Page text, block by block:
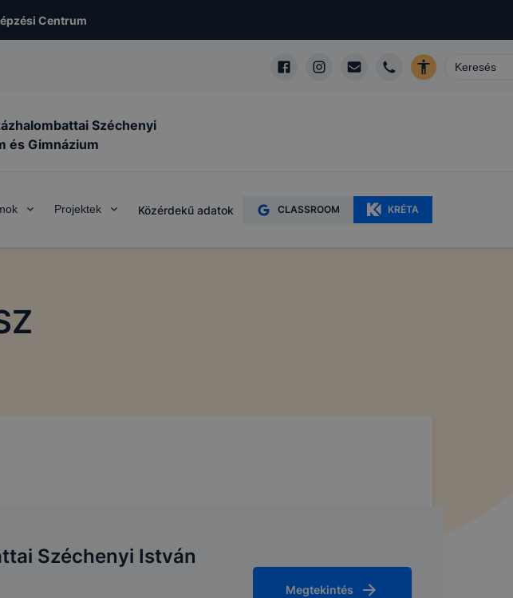
Centrum
Széchenyi
és Gimnázium
Projektek Közérdekű adatok CLASSROOM KRÉTA
Széchenyi István
Megtekintés